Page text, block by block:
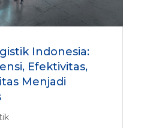
Indonesia:
Efektivitas,
Menjadi